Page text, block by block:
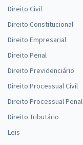
Direito Civil
Direito Constitucional
Direito Empresarial
Direito Penal
Direito Previdenciário
Direito Processual Civil
Direito Processual Penal
Direito Tributário
Leis